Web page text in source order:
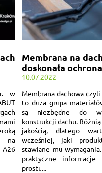
w
na
A26
Membrana na
doskonała
10.07.2022
Membrana dachowa
to duża grupa
są niezbędne do
konstrukcji dachu.
jakością, dlatego
wcześniej, jaki
stawiane mu
praktyczne
prostu...